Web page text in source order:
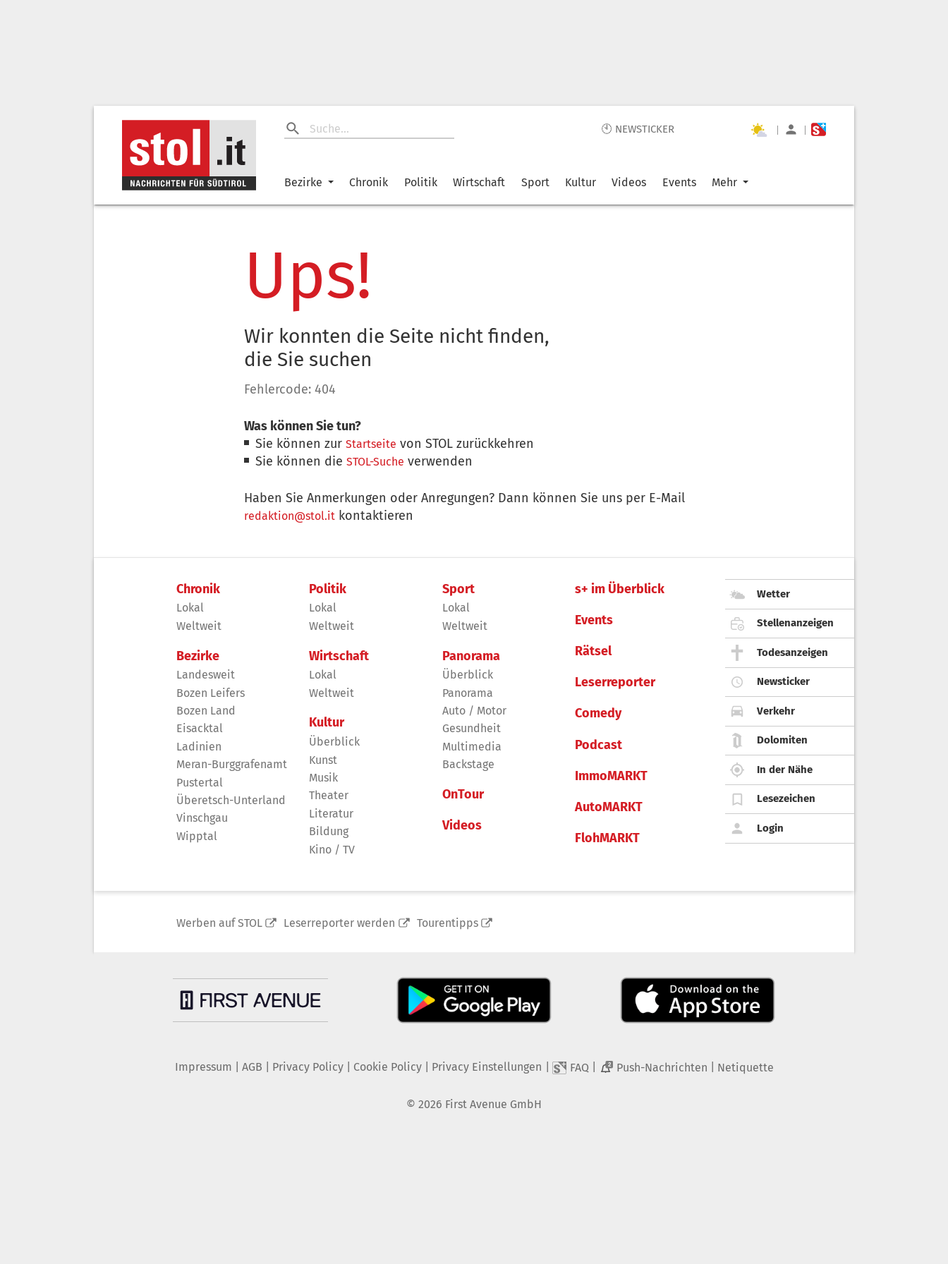
🕙 NEWSTICKER | |
Bezirke Chronik Politik Wirtschaft Sport Kultur Videos Events Mehr
Ups!
Wir konnten die Seite nicht finden,
die Sie suchen
Fehlercode: 404
Was können Sie tun?
Sie können zurStartseite von STOL zurückkehren
Sie können dieSTOL-Suche verwenden
Haben Sie Anmerkungen oder Anregungen? Dann können Sie uns per E-Mail
redaktion@stol.it kontaktieren
Chronik
Lokal
Weltweit
Bezirke
Landesweit
Bozen Leifers
Bozen Land
Eisacktal
Ladinien
Meran-Burggrafenamt
Pustertal
Überetsch-Unterland
Vinschgau
Wipptal
Politik
Lokal
Weltweit
Wirtschaft
Lokal
Weltweit
Kultur
Überblick
Kunst
Musik
Theater
Literatur
Bildung
Kino / TV
Sport
Lokal
Weltweit
Panorama
Überblick
Panorama
Auto / Motor
Gesundheit
Multimedia
Backstage
OnTour
Videos
s+ im Überblick
Events
Rätsel
Leserreporter
Comedy
Podcast
ImmoMARKT
AutoMARKT
FlohMARKT
Wetter
Stellenanzeigen
Todesanzeigen
Newsticker
Verkehr
Dolomiten
In der Nähe
Lesezeichen
Login
Werben auf STOL Leserreporter werden Tourentipps
Impressum AGB Privacy Policy| Cookie Policy| Privacy Einstellungen FAQ 2 Push-Nachrichten Netiquette
© 2026 First Avenue GmbH